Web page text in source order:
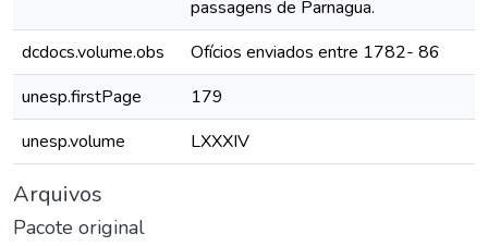
passagens de Parnagua.
dcdocs.volume.obs
Ofícios enviados entre 1782- 86
unesp.firstPage
179
unesp.volume
LXXXIV
Arquivos
Pacote original